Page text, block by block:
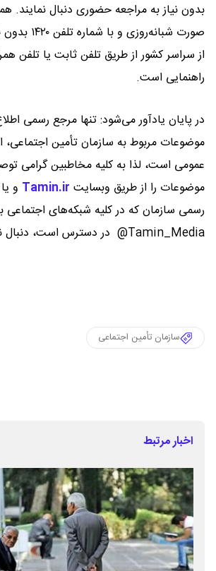
بدون نیاز به مراجعه حضوری دنبال نمایند.
صورت
از سراسر کشور از طریق تلفن ثابت یا تلفن
راهنمایی است.
در پایان یادآور می‌شود: تنها مرجع رسمی
موضوعات مربوط به سازمان تأمین اجتماعی،
عمومی است، لذا به کلیه مخاطبین گرامی
موضوعات را از طریق وبسایت Tamin.ir و
رسمی سازمان که در کلیه شبکه‌های اجتماعی
Tamin_Media@ در دسترس است، دنبال نمایند.
سازمان تأمین اجتماعی
اخبار مرتبط